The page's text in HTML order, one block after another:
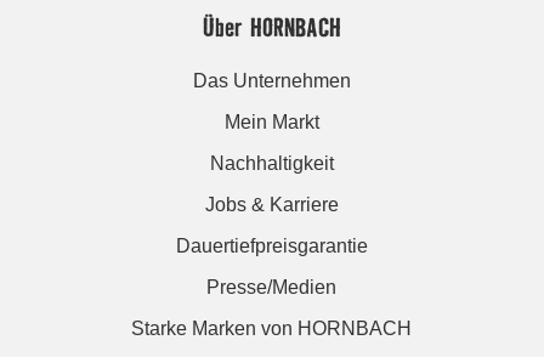
Über HORNBACH
Das Unternehmen
Mein Markt
Nachhaltigkeit
Jobs & Karriere
Dauertiefpreisgarantie
Presse/Medien
Starke Marken von HORNBACH